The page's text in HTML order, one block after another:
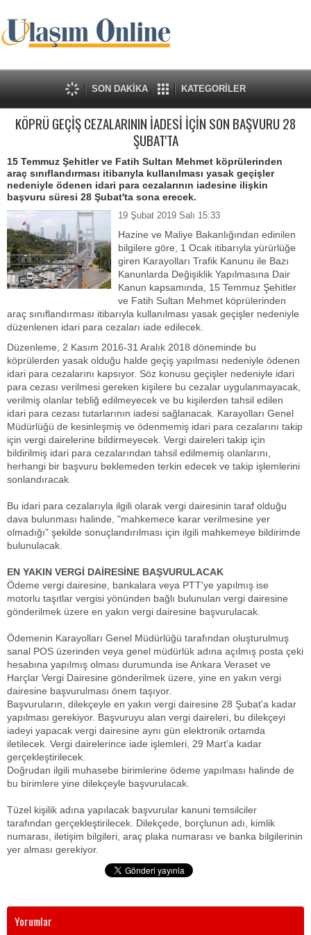
SON DAKİKA KATEGORİLER
KÖPRÜ GEÇİŞ CEZALARININ İADESİ İÇİN SON BAŞVURU 28
ŞUBAT'TA
15 Temmuz Şehitler ve Fatih Sultan Mehmet köprülerinden
araç sınıflandırması itibarıyla kullanılması yasak geçişler
nedeniyle ödenen idari para cezalarının iadesine ilişkin
başvuru süresi 28 Şubat'ta sona erecek.
19 Şubat 2019 Salı 15:33
Hazine ve Maliye Bakanlığından edinilen
bilgilere göre, 1 Ocak itibarıyla yürürlüğe
giren Karayolları Trafik Kanunu ile Bazı
Kanunlarda Değişiklik Yapılmasına Dair
Kanun kapsamında, 15 Temmuz Şehitler
ve Fatih Sultan Mehmet köprülerinden
araç sınıflandırması itibarıyla kullanılması yasak geçişler nedeniyle
düzenlenen idari para cezaları iade edilecek.
Düzenleme, 2 Kasım 2016-31 Aralık 2018 döneminde bu
köprülerden yasak olduğu halde geçiş yapılması nedeniyle ödenen
idari para cezalarını kapsıyor. Söz konusu geçişler nedeniyle idari
para cezası verilmesi gereken kişilere bu cezalar uygulanmayacak,
verilmiş olanlar tebliğ edilmeyecek ve bu kişilerden tahsil edilen
idari para cezası tutarlarının iadesi sağlanacak. Karayolları Genel
Müdürlüğü de kesinleşmiş ve ödenmemiş idari para cezalarını takip
için vergi dairelerine bildirmeyecek. Vergi daireleri takip için
bildirilmiş idari para cezalarından tahsil edilmemiş olanlarını,
herhangi bir başvuru beklemeden terkin edecek ve takip işlemlerini
sonlandıracak.
Bu idari para cezalarıyla ilgili olarak vergi dairesinin taraf olduğu
dava bulunması halinde, "mahkemece karar verilmesine yer
olmadığı" şekilde sonuçlandırılması için ilgili mahkemeye bildirimde
bulunulacak.
EN YAKIN VERGİ DAİRESİNE BAŞVURULACAK
Ödeme vergi dairesine, bankalara veya PTT'ye yapılmış ise
motorlu taşıtlar vergisi yönünden bağlı bulunulan vergi dairesine
gönderilmek üzere en yakın vergi dairesine başvurulacak.
Ödemenin Karayolları Genel Müdürlüğü tarafından oluşturulmuş
sanal POS üzerinden veya genel müdürlük adına açılmış posta çeki
hesabına yapılmış olması durumunda ise Ankara Veraset ve
Harçlar Vergi Dairesine gönderilmek üzere, yine en yakın vergi
dairesine başvurulması önem taşıyor.
Başvuruların, dilekçeyle en yakın vergi dairesine 28 Şubat'a kadar
yapılması gerekiyor. Başvuruyu alan vergi daireleri, bu dilekçeyi
iadeyi yapacak vergi dairesine aynı gün elektronik ortamda
iletilecek. Vergi dairelerince iade işlemleri, 29 Mart'a kadar
gerçekleştirilecek.
Doğrudan ilgili muhasebe birimlerine ödeme yapılması halinde de
bu birimlere yine dilekçeyle başvurulacak.
Tüzel kişilik adına yapılacak başvurular kanuni temsilciler
tarafından gerçekleştirilecek. Dilekçede, borçlunun adı, kimlik
numarası, iletişim bilgileri, araç plaka numarası ve banka bilgilerinin
yer alması gerekiyor.
Yorumlar